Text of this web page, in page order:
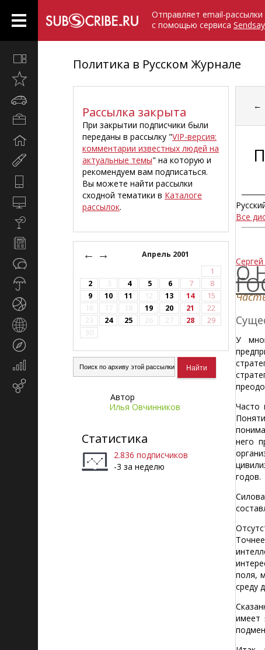
Отправляет email-рассылки
с помощью сервиса Sendsay
недавно
Компьютеры
Новости
Экономика
Политика в Русском Журнале
Рассылка закрыта
При закрытии подписчики были
переданы в рассылку "VIP-версия:
комментарии известных людей на
актуальные темы" на которую и
рекомендуем вам подписаться.
Вы можете найти рассылки
сходной тематики в Каталоге
рассылок.
← Апрель 2001
→
1
2
3 4 5 6 7
8
9
10 11 12 13 14
15
16
17 18 19 20 21
22
23
24 25 26 27 28
29
30
Автор
Илья Овчинников
Статистика
2.836 подписчиков
-3 за неделю
←
Все
О
У
Часто
него
годов.
поля,
среду
имеет